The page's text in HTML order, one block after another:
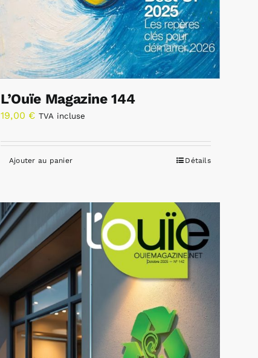
L’Ouïe Magazine 144
19,00 € TVA incluse
Ajouter au panier Détails